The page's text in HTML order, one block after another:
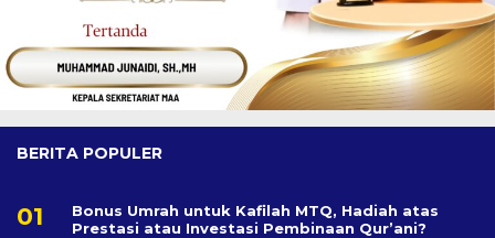
BERITA POPULER
Bonus Umrah untuk Kafilah MTQ, Hadiah atas
Prestasi atau Investasi Pembinaan Qur’ani?